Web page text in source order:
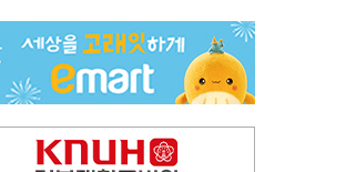
예안향교 대성전, '국가지정 보물로 지정'
휠체어 환자 발로 밀어 숨지게 한 70대 간병인…2심도 집행유예
박권현 청도군수, 국무총리에 "청도 물 공급 최대 3만t 늘려달라"